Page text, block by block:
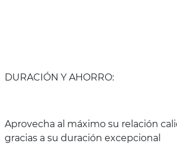
DURACIÓN Y AHORRO:
Aprovecha al máximo su relación
gracias a su duración excepcional